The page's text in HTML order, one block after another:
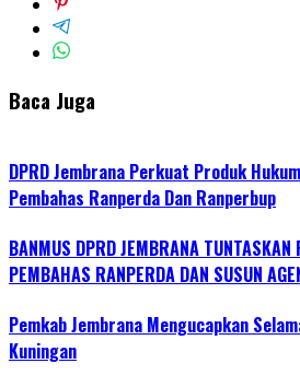
Baca Juga
DPRD Jembrana Perkuat Produk
Pembahas Ranperda Dan Ranperbup
BANMUS DPRD JEMBRANA TUNTASKAN
PEMBAHAS RANPERDA DAN SUSUN
Pemkab Jembrana Mengucapkan
Kuningan